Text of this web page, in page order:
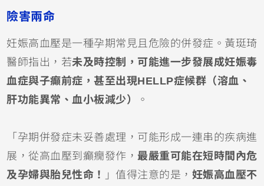
險害兩命
妊娠高血壓是一種孕期常見且危險的併發症。黃珽琦
醫師指出，若未及時控制，可能進一步發展成妊娠毒
血症與子癲前症，甚至出現HELLP症候群（溶血、
肝功能異常、血小板減少）
。
「孕期併發症未妥善處理，可能形成一連串的疾病進
展，從高血壓到癲癇發作， 最嚴重可能在短時間內危
及孕婦與胎兒性命！
」值得注意的是， 妊娠高血壓不